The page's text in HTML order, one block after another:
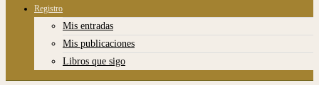
Registro
Mis entradas
Mis publicaciones
Libros que sigo